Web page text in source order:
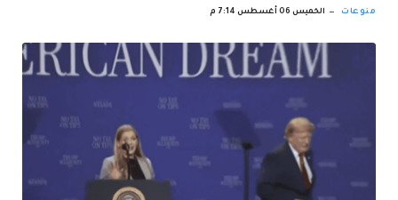
منوعات الخميس 06 أغسطس 7:14 م